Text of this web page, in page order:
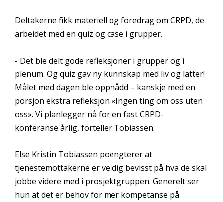
Deltakerne fikk materiell og foredrag om CRPD, de
arbeidet med en quiz og case i grupper.
- Det ble delt gode refleksjoner i grupper og i
plenum. Og quiz gav ny kunnskap med liv og latter!
Målet med dagen ble oppnådd – kanskje med en
porsjon ekstra refleksjon «Ingen ting om oss uten
oss». Vi planlegger nå for en fast CRPD-
konferanse årlig, forteller Tobiassen.
Else Kristin Tobiassen poengterer at
tjenestemottakerne er veldig bevisst på hva de skal
jobbe videre med i prosjektgruppen. Generelt ser
hun at det er behov for mer kompetanse på